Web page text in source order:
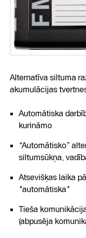
Alternatīva siltuma
akumulācijas
Automātiska
kurināmo
“Automātisko”
siltumsūkņa,
Atsevišķas laika
"automātiska"
Tieša
(abpusēja